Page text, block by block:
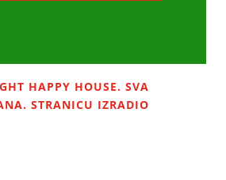
HAPPY HOUSE. SVA
STRANICU IZRADIO